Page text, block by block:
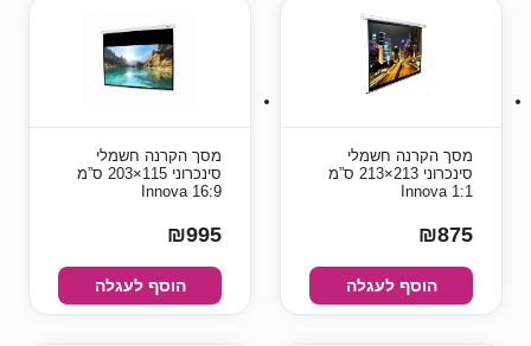
מסך הקרנה חשמלי
סינכרוני 213×213 ס”מ
1:1 Innova
₪875
הוסף לעגלה
מסך הקרנה חשמלי
סינכרוני 115×203 ס”מ
16:9 Innova
₪995
הוסף לעגלה